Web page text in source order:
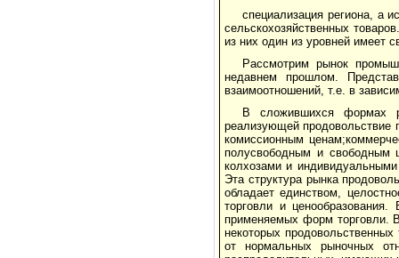
специализация региона, а
сельскохозяйственных
из них один из уровней имеет
Рассмотрим рынок
недавнем прошлом.
взаимоотношений, т.е. в
В сложившихся формах
реализующей продовольствие
комиссионным
полусвободным и свободным
колхозами и
Эта структура рынка
обладает единством,
торговли и
применяемых форм торговли.
некоторых
от нормальных рыночных